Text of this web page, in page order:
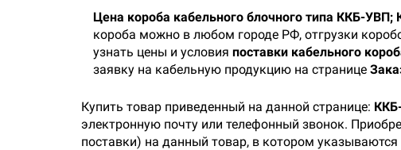
Цена короба кабельного блочного типа ККБ-
короба можно в любом городе РФ, отгрузки
узнать цены и условия поставки кабельного
заявку на кабельную продукцию на странице
Купить товар приведенный на данной странице:
электронную почту или телефонный звонок.
поставки) на данный товар, в котором